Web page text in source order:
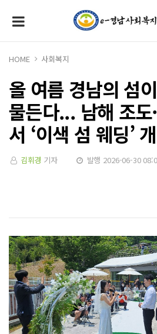
HOME 사회복지
올 여름 경남의 섬
물든다... 남해 조도
서 ‘이색 섬 웨딩’
김휘경 기자 발행 2026-06-30